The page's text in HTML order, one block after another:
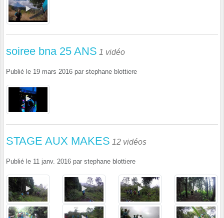
soiree bna 25 ANS 1 vidéo
Publié le 19 mars 2016 par stephane blottiere
STAGE AUX MAKES 12 vidéos
Publié le 11 janv. 2016 par stephane blottiere